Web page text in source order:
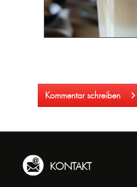
Kommentar schreiben
KONTAKT